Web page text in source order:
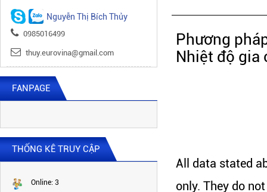
Phương
Nhiệt độ gia
All data stated
only. They do
WE 145 x 20 x 1000
Nguyễn Thị Bích Thủy
0985016499
thuy.eurovina@gmail.com
FANPAGE
THỐNG KÊ TRUY CẬP
Online: 3